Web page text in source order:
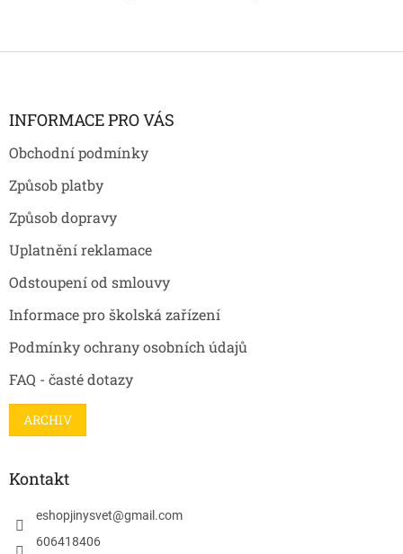
INFORMACE PRO VÁS
Obchodní podmínky
Způsob platby
Způsob dopravy
Uplatnění reklamace
Odstoupení od smlouvy
Informace pro školská zařízení
Podmínky ochrany osobních údajů
FAQ - časté dotazy
ARCHIV
Kontakt
eshopjinysvet@gmail.com
606418406